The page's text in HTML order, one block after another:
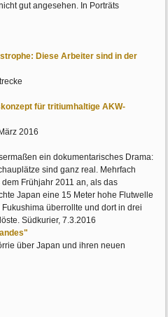
gut angesehen. In Porträts
Diese Arbeiter sind in der
für tritiumhaltige AKW-
2016
ein dokumentarisches Drama:
sind ganz real. Mehrfach
Frühjahr 2011 an, als das
Japan eine 15 Meter hohe Flutwelle
überrollte und dort in drei
Südkurier, 7.3.2016
über Japan und ihren neuen